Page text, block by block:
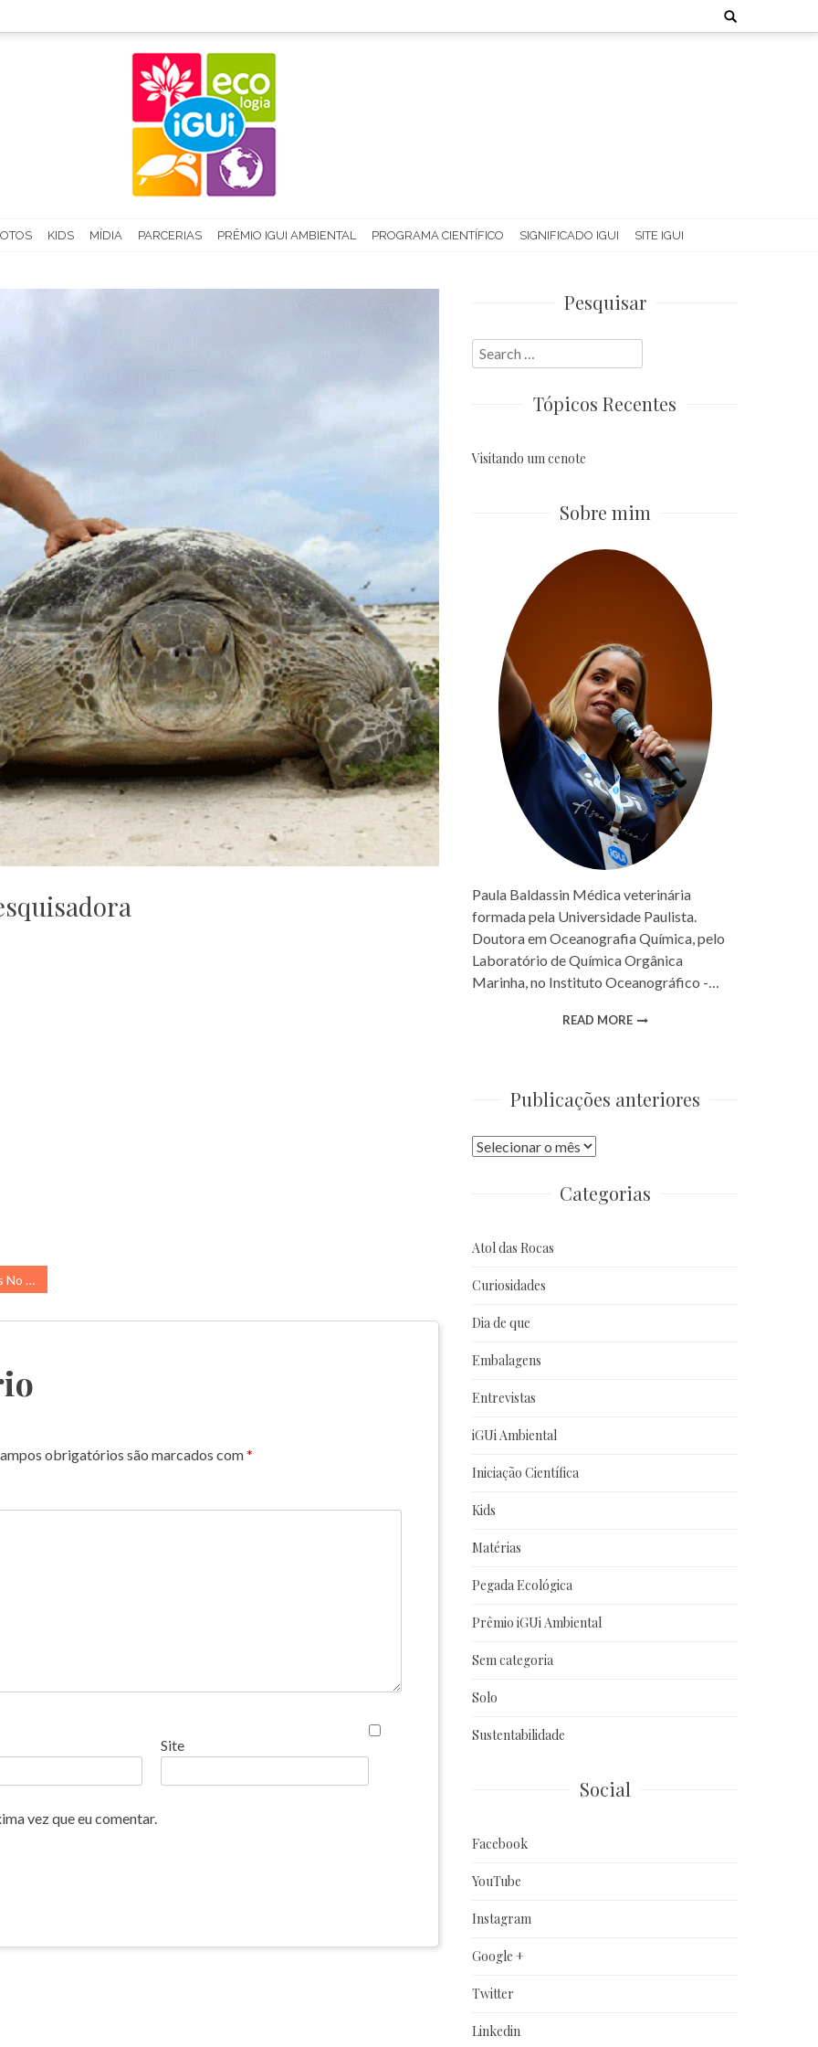
Search
for:
KIDS MÍDIA PARCERIAS PRÊMIO IGUI AMBIENTAL PROGRAMA CIENTÍFICO SIGNIFICADO IGUI SITE IGUI
obrigatórios são marcados com*
Site
vez que eu comentar.
Pesquisar
Search
for:
Tópicos Recentes
Visitando um cenote
Sobre mim
Paula Baldassin Médica veterinária
formada pela Universidade Paulista.
Doutora em Oceanografia Química, pelo
Laboratório de Química Orgânica
Marinha, no Instituto Oceanográfico -…
READ MORE
Publicações anteriores
Publicações
Categorias
Atol das Rocas
Curiosidades
Dia de que
Embalagens
Entrevistas
iGUi Ambiental
Iniciação Científica
Kids
Matérias
Pegada Ecológica
Prêmio iGUi Ambiental
Sem categoria
Solo
Sustentabilidade
Social
Facebook
YouTube
Instagram
Google +
Twitter
Linkedin